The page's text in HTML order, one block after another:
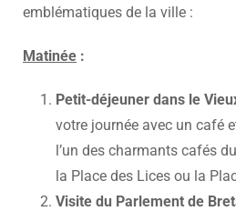
emblématiques de la ville :
Matinée :
Petit-déjeuner dans le
votre journée avec un café
l’un des charmants cafés
la Place des Lices ou la
Visite du Parlement de